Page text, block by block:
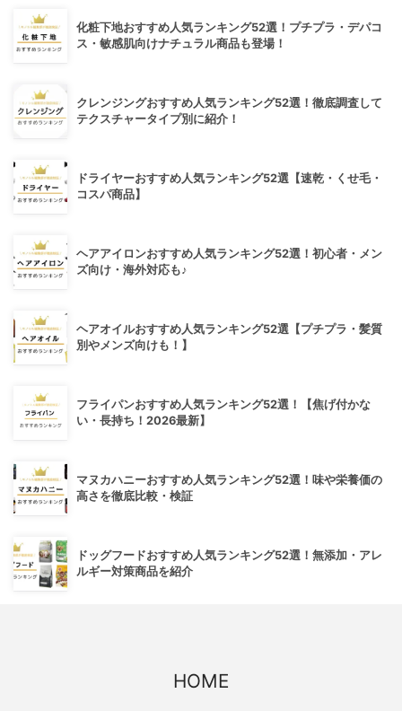
化粧下地おすすめ人気ランキング52選！プチプラ・デパコ
ス・敏感肌向けナチュラル商品も登場！
クレンジングおすすめ人気ランキング52選！徹底調査して
テクスチャータイプ別に紹介！
ドライヤーおすすめ人気ランキング52選【速乾・くせ毛・
コスパ商品】
ヘアアイロンおすすめ人気ランキング52選！初心者・メン
ズ向け・海外対応も♪
ヘアオイルおすすめ人気ランキング52選【プチプラ・髪質
別やメンズ向けも！】
フライパンおすすめ人気ランキング52選！【焦げ付かな
い・長持ち！2026最新】
マヌカハニーおすすめ人気ランキング52選！味や栄養価の
高さを徹底比較・検証
ドッグフードおすすめ人気ランキング52選！無添加・アレ
ルギー対策商品を紹介
HOME